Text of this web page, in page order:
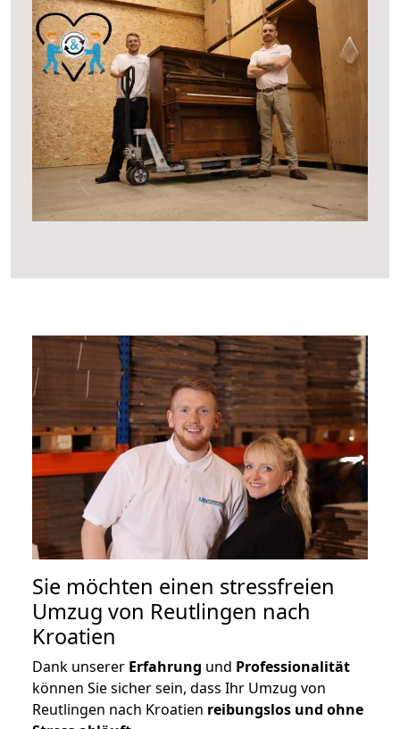
Sie möchten einen stressfreien
Umzug von Reutlingen nach
Kroatien
Dank unserer Erfahrung und Professionalität
können Sie sicher sein, dass Ihr Umzug von
Reutlingen nach Kroatien reibungslos und ohne